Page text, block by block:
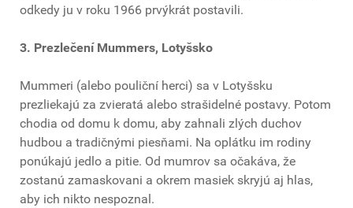
odkedy ju v roku 1966 prvýkrát postavili.
3. Prezlečení Mummers, Lotyšsko
Mummeri (alebo pouliční herci) sa v Lotyšsku
prezliekajú za zvieratá alebo strašidelné postavy. Potom
chodia od domu k domu, aby zahnali zlých duchov
hudbou a tradičnými piesňami. Na oplátku im rodiny
ponúkajú jedlo a pitie. Od mumrov sa očakáva, že
zostanú zamaskovani a okrem masiek skryjú aj hlas,
aby ich nikto nespoznal.